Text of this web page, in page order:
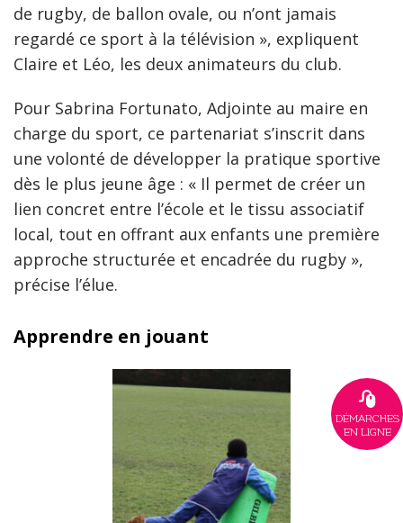
de rugby, de ballon ovale, ou n’ont jamais
regardé ce sport à la télévision », expliquent
Claire et Léo, les deux animateurs du club.
Pour Sabrina Fortunato, Adjointe au maire en
charge du sport, ce partenariat s’inscrit dans
une volonté de développer la pratique sportive
dès le plus jeune âge : « Il permet de créer un
lien concret entre l’école et le tissu associatif
local, tout en offrant aux enfants une première
approche structurée et encadrée du rugby »,
précise l’élue.
Apprendre en jouant
DÉMARCHES
EN LIGNE